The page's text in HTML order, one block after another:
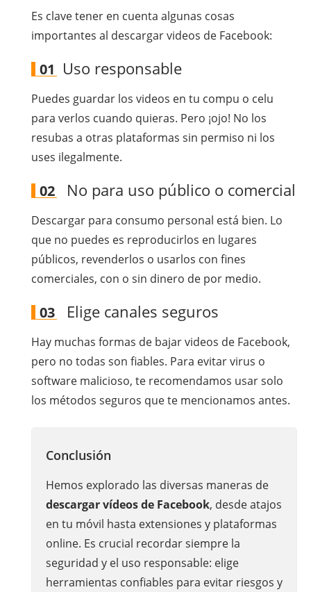
Es clave tener en cuenta algunas cosas
importantes al descargar videos de Facebook:
01 Uso responsable
Puedes guardar los videos en tu compu o celu
para verlos cuando quieras. Pero ¡ojo! No los
resubas a otras plataformas sin permiso ni los
uses ilegalmente.
02 No para uso público o comercial
Descargar para consumo personal está bien. Lo
que no puedes es reproducirlos en lugares
públicos, revenderlos o usarlos con fines
comerciales, con o sin dinero de por medio.
03 Elige canales seguros
Hay muchas formas de bajar videos de Facebook,
pero no todas son fiables. Para evitar virus o
software malicioso, te recomendamos usar solo
los métodos seguros que te mencionamos antes.
Conclusión
Hemos explorado las diversas maneras de
descargar vídeos de Facebook, desde atajos
en tu móvil hasta extensiones y plataformas
online. Es crucial recordar siempre la
seguridad y el uso responsable: elige
herramientas confiables para evitar riesgos y